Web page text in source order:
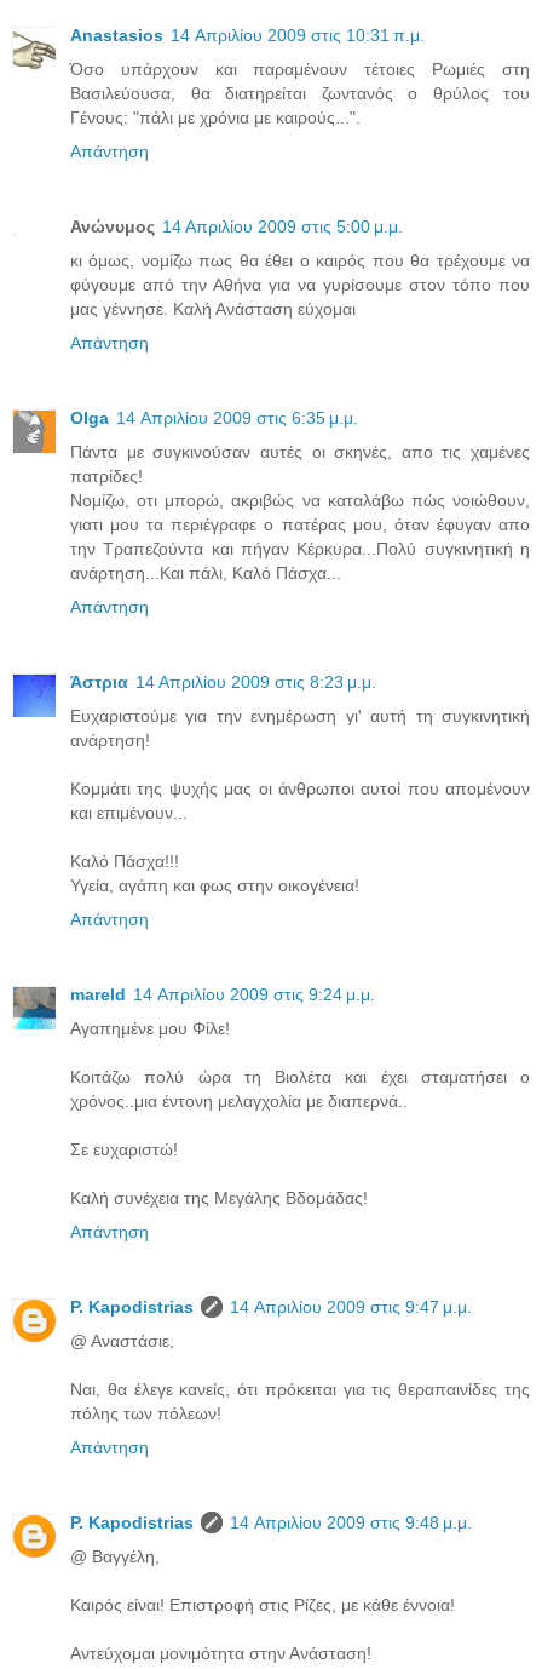
Anastasios 14 Απριλίου 2009 στις 10:31 π.μ.
Όσο υπάρχουν και παραμένουν τέτοιες Ρωμιές στη
Βασιλεύουσα, θα διατηρείται ζωντανός ο θρύλος του
Γένους: "πάλι με χρόνια με καιρούς...".
Απάντηση
Ανώνυμος 14 Απριλίου 2009 στις 5:00 μ.μ.
κι όμως, νομίζω πως θα έθει ο καιρός που θα τρέχουμε να
φύγουμε από την Αθήνα για να γυρίσουμε στον τόπο που
μας γέννησε. Καλή Ανάσταση εύχομαι
Απάντηση
Olga 14 Απριλίου 2009 στις 6:35 μ.μ.
Πάντα με συγκινούσαν αυτές οι σκηνές, απο τις χαμένες
πατρίδες!
Νομίζω, οτι μπορώ, ακριβώς να καταλάβω πώς νοιώθουν,
γιατι μου τα περιέγραφε ο πατέρας μου, όταν έφυγαν απο
την Τραπεζούντα και πήγαν Κέρκυρα...Πολύ συγκινητική η
ανάρτηση...Και πάλι, Καλό Πάσχα...
Απάντηση
Άστρια 14 Απριλίου 2009 στις 8:23 μ.μ.
Ευχαριστούμε για την ενημέρωση γι' αυτή τη συγκινητική
ανάρτηση!
Κομμάτι της ψυχής μας οι άνθρωποι αυτοί που απομένουν
και επιμένουν...
Καλό Πάσχα!!!
Υγεία, αγάπη και φως στην οικογένεια!
Απάντηση
mareld 14 Απριλίου 2009 στις 9:24 μ.μ.
Αγαπημένε μου Φίλε!
Κοιτάζω πολύ ώρα τη Βιολέτα και έχει σταματήσει ο
χρόνος..μια έντονη μελαγχολία με διαπερνά..
Σε ευχαριστώ!
Καλή συνέχεια της Μεγάλης Βδομάδας!
Απάντηση
P. Kapodistrias
14 Απριλίου 2009 στις 9:47 μ.μ.
@ Αναστάσιε,
Ναι, θα έλεγε κανείς, ότι πρόκειται για τις θεραπαινίδες της
πόλης των πόλεων!
Απάντηση
P. Kapodistrias
14 Απριλίου 2009 στις 9:48 μ.μ.
@ Βαγγέλη,
Καιρός είναι! Επιστροφή στις Ρίζες, με κάθε έννοια!
Αντεύχομαι μονιμότητα στην Ανάσταση!